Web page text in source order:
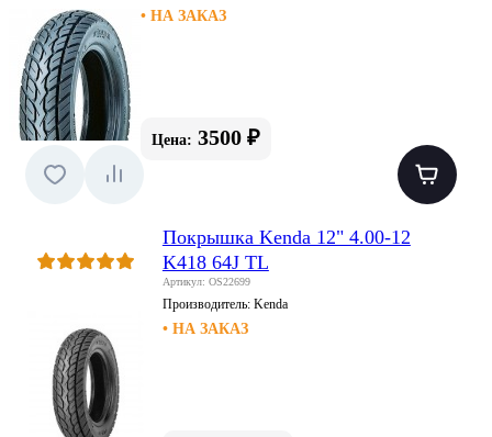
• НА ЗАКАЗ
Цена: 3500 ₽
Покрышка Kenda 12" 4.00-12
K418 64J TL
Артикул: OS22699
Производитель: Kenda
• НА ЗАКАЗ